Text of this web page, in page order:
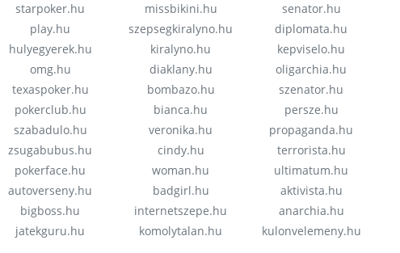
starpoker.hu
play.hu
hulyegyerek.hu
omg.hu
texaspoker.hu
pokerclub.hu
szabadulo.hu
zsugabubus.hu
pokerface.hu
autoverseny.hu
bigboss.hu
jatekguru.hu
missbikini.hu
szepsegkiralyno.hu
kiralyno.hu
diaklany.hu
bombazo.hu
bianca.hu
veronika.hu
cindy.hu
woman.hu
badgirl.hu
internetszepe.hu
komolytalan.hu
senator.hu
diplomata.hu
kepviselo.hu
oligarchia.hu
szenator.hu
persze.hu
propaganda.hu
terrorista.hu
ultimatum.hu
aktivista.hu
anarchia.hu
kulonvelemeny.hu